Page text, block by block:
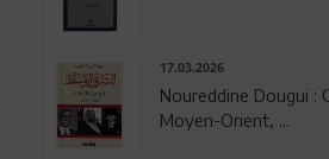
17.03.2026
Noureddine Dougui :
Moyen-Orient, ...